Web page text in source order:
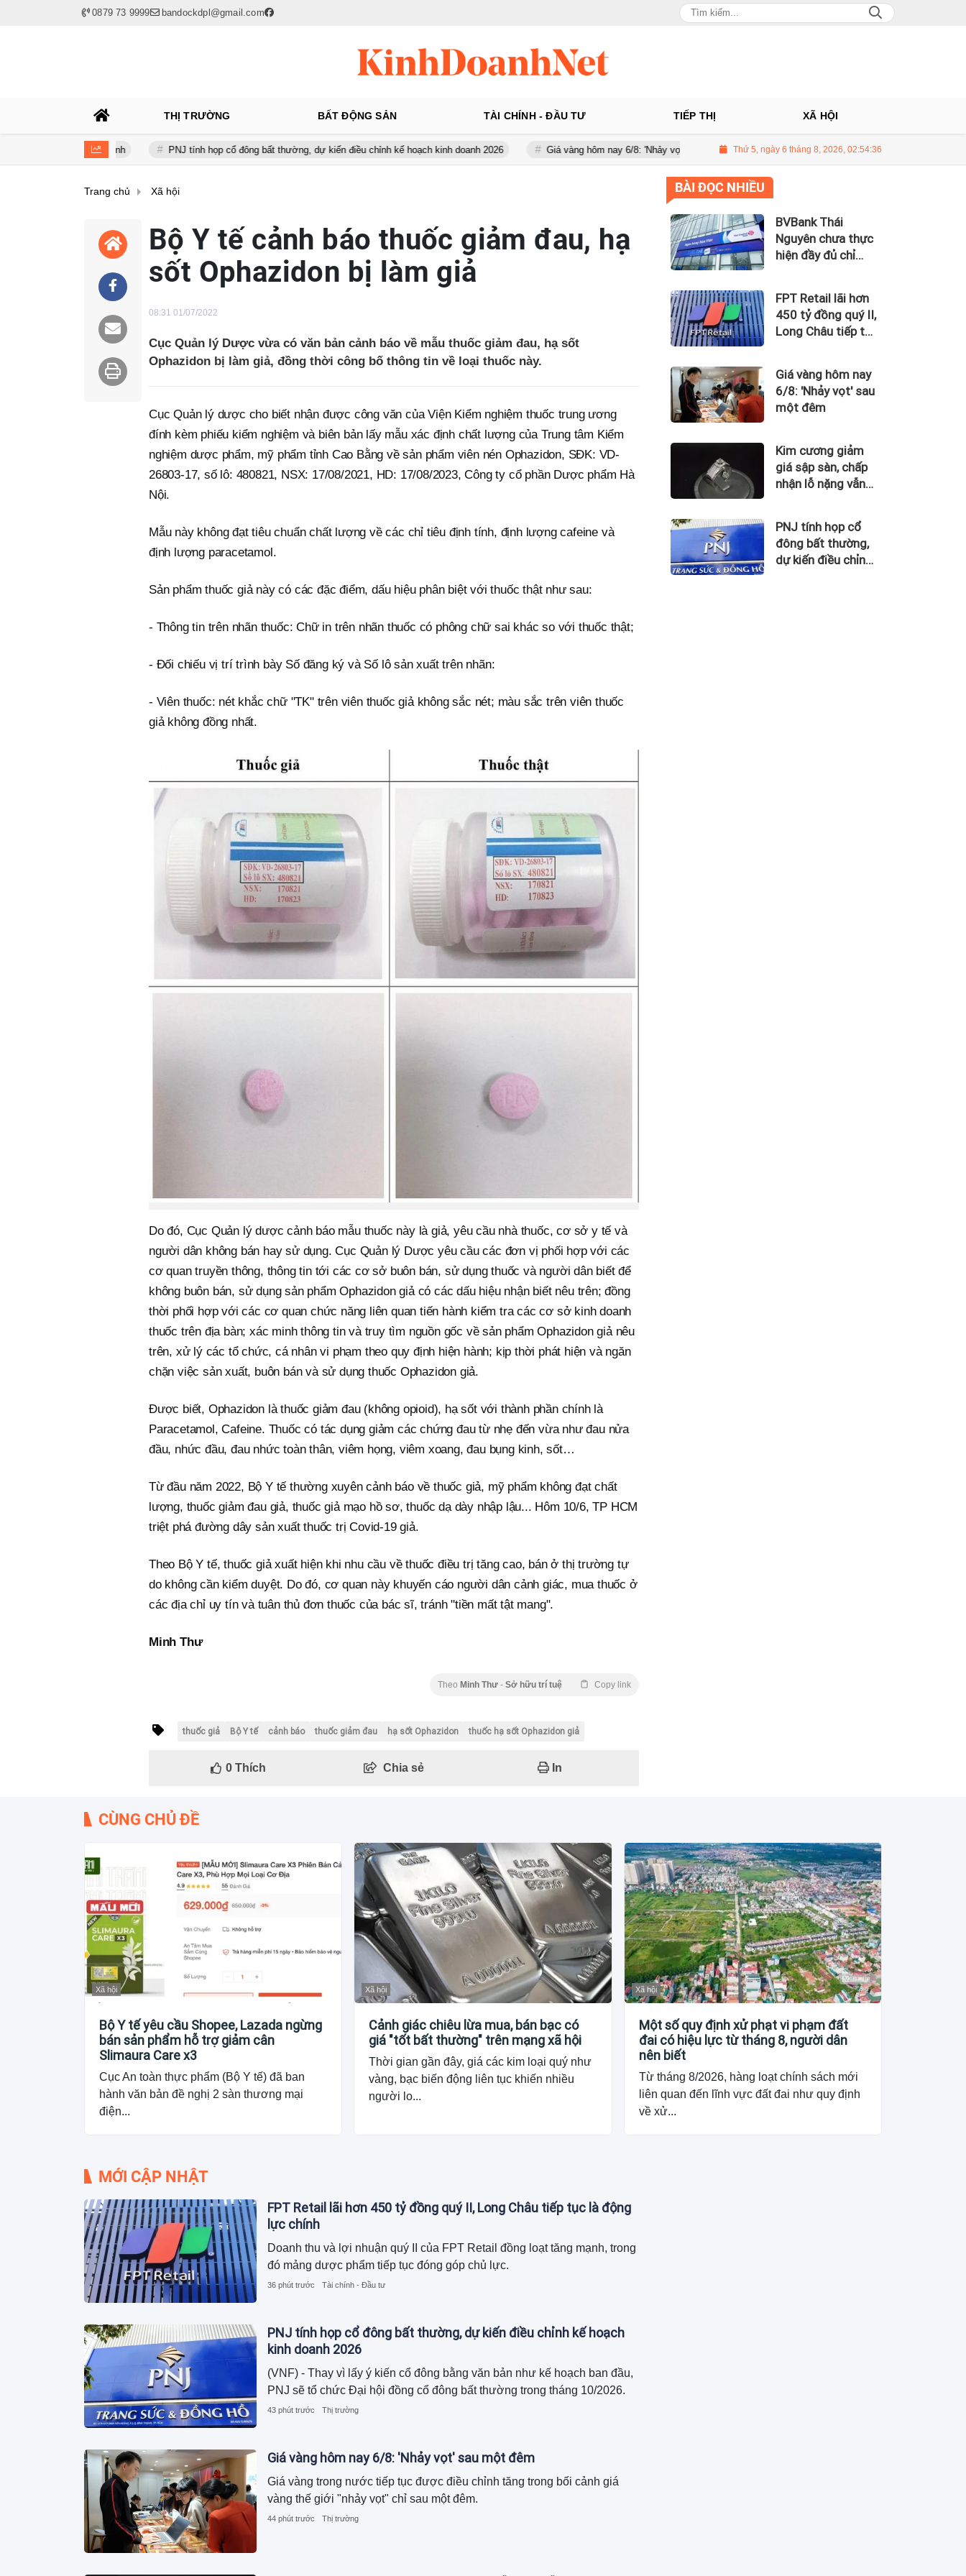
0879 73 9999 bandockdpl@gmail.com
THỊ TRƯỜNG BẤT ĐỘNG SẢN TÀI CHÍNH - ĐẦU TƯ TIẾP THỊ XÃ HỘI
PNJ tính họp cổ đông bất thường, dự kiến điều chỉnh kế hoạch kinh doanh 2026 Giá vàng hôm nay 6/8: 'Nhảy vọt' sau một đêm Kim cương giảm giá sập sàn, chấp nhận lỗ nặng vẫn
Thứ 5, ngày 6 tháng 8, 2026, 02:54:37
Trang chủ Xã hội
Bộ Y tế cảnh báo thuốc giảm đau, hạ
sốt Ophazidon bị làm giả
08:31 01/07/2022
Cục Quản lý Dược vừa có văn bản cảnh báo về mẫu thuốc giảm đau, hạ sốt
Ophazidon bị làm giả, đồng thời công bố thông tin về loại thuốc này.
Cục Quản lý dược cho biết nhận được công văn của Viện Kiểm nghiệm thuốc trung ương
đính kèm phiếu kiểm nghiệm và biên bản lấy mẫu xác định chất lượng của Trung tâm Kiểm
nghiệm dược phẩm, mỹ phẩm tỉnh Cao Bằng về sản phẩm viên nén Ophazidon, SĐK: VD-
26803-17, số lô: 480821, NSX: 17/08/2021, HD: 17/08/2023, Công ty cổ phần Dược phẩm Hà
Nội.
Mẫu này không đạt tiêu chuẩn chất lượng về các chỉ tiêu định tính, định lượng cafeine và
định lượng paracetamol.
Sản phẩm thuốc giả này có các đặc điểm, dấu hiệu phân biệt với thuốc thật như sau:
- Thông tin trên nhãn thuốc: Chữ in trên nhãn thuốc có phông chữ sai khác so với thuốc thật;
- Đối chiếu vị trí trình bày Số đăng ký và Số lô sản xuất trên nhãn:
- Viên thuốc: nét khắc chữ "TK" trên viên thuốc giả không sắc nét; màu sắc trên viên thuốc
giả không đồng nhất.
Do đó, Cục Quản lý dược cảnh báo mẫu thuốc này là giả, yêu cầu nhà thuốc, cơ sở y tế và
người dân không bán hay sử dụng. Cục Quản lý Dược yêu cầu các đơn vị phối hợp với các
cơ quan truyền thông, thông tin tới các cơ sở buôn bán, sử dụng thuốc và người dân biết để
không buôn bán, sử dụng sản phẩm Ophazidon giả có các dấu hiệu nhận biết nêu trên; đồng
thời phối hợp với các cơ quan chức năng liên quan tiến hành kiểm tra các cơ sở kinh doanh
thuốc trên địa bàn; xác minh thông tin và truy tìm nguồn gốc về sản phẩm Ophazidon giả nêu
trên, xử lý các tổ chức, cá nhân vi phạm theo quy định hiện hành; kịp thời phát hiện và ngăn
chặn việc sản xuất, buôn bán và sử dụng thuốc Ophazidon giả.
Được biết, Ophazidon là thuốc giảm đau (không opioid), hạ sốt với thành phần chính là
Paracetamol, Cafeine. Thuốc có tác dụng giảm các chứng đau từ nhẹ đến vừa như đau nửa
đầu, nhức đầu, đau nhức toàn thân, viêm họng, viêm xoang, đau bụng kinh, sốt…
Từ đầu năm 2022, Bộ Y tế thường xuyên cảnh báo về thuốc giả, mỹ phẩm không đạt chất
lượng, thuốc giảm đau giả, thuốc giả mạo hồ sơ, thuốc dạ dày nhập lậu... Hôm 10/6, TP HCM
triệt phá đường dây sản xuất thuốc trị Covid-19 giả.
Theo Bộ Y tế, thuốc giả xuất hiện khi nhu cầu về thuốc điều trị tăng cao, bán ở thị trường tự
do không cần kiểm duyệt. Do đó, cơ quan này khuyến cáo người dân cảnh giác, mua thuốc ở
các địa chỉ uy tín và tuân thủ đơn thuốc của bác sĩ, tránh "tiền mất tật mang".
Minh Thư
Theo Minh Thư - Sở hữu trí tuệ Copy link
thuốc giả Bộ Y tế cảnh báo thuốc giảm đau hạ sốt Ophazidon thuốc hạ sốt Ophazidon giả
0Thích Chia sẻ In
BÀI ĐỌC NHIỀU
BVBank Thái
Nguyên chưa thực
hiện đầy đủ chỉ
FPT Retail lãi hơn
450 tỷ đồng quý II,
Long Châu tiếp tục
Giá vàng hôm nay
6/8: 'Nhảy vọt' sau
một đêm
Kim cương giảm
giá sập sàn, chấp
nhận lỗ nặng vẫn
PNJ tính họp cổ
đông bất thường,
dự kiến điều chỉnh
CÙNG CHỦ ĐỀ
Xã hội
Bộ Y tế yêu cầu Shopee, Lazada ngừng
bán sản phẩm hỗ trợ giảm cân
Slimaura Care x3
Cục An toàn thực phẩm (Bộ Y tế) đã ban
hành văn bản đề nghị 2 sàn thương mại
điện...
Xã hội
Cảnh giác chiêu lừa mua, bán bạc có
giá "tốt bất thường" trên mạng xã hội
Thời gian gần đây, giá các kim loại quý như
vàng, bạc biến động liên tục khiến nhiều
người lo...
Xã hội
Một số quy định xử phạt vi phạm đất
đai có hiệu lực từ tháng 8, người dân
nên biết
Từ tháng 8/2026, hàng loạt chính sách mới
liên quan đến lĩnh vực đất đai như quy định
về xử...
MỚI CẬP NHẬT
FPT Retail lãi hơn 450 tỷ đồng quý II, Long Châu tiếp tục là động
lực chính
Doanh thu và lợi nhuận quý II của FPT Retail đồng loạt tăng mạnh, trong
đó mảng dược phẩm tiếp tục đóng góp chủ lực.
36 phút trước Tài chính - Đầu tư
PNJ tính họp cổ đông bất thường, dự kiến điều chỉnh kế hoạch
kinh doanh 2026
(VNF) - Thay vì lấy ý kiến cổ đông bằng văn bản như kế hoạch ban đầu,
PNJ sẽ tổ chức Đại hội đồng cổ đông bất thường trong tháng 10/2026.
43 phút trước Thị trường
Giá vàng hôm nay 6/8: 'Nhảy vọt' sau một đêm
Giá vàng trong nước tiếp tục được điều chỉnh tăng trong bối cảnh giá
vàng thế giới "nhảy vọt" chỉ sau một đêm.
44 phút trước Thị trường